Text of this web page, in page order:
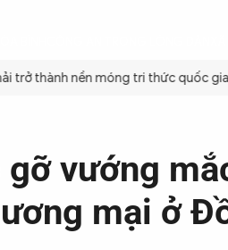
trở thành nền móng tri thức quốc gia
gỡ vướng
mại ở